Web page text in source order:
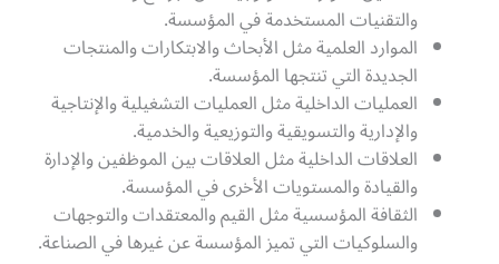
والتقنيات المستخدمة في المؤسسة.
الموارد العلمية مثل الأبحاث والابتكارات والمنتجات
الجديدة التي تنتجها المؤسسة.
العمليات الداخلية مثل العمليات التشغيلية والإنتاجية
والإدارية والتسويقية والتوزيعية والخدمية.
العلاقات الداخلية مثل العلاقات بين الموظفين والإدارة
والقيادة والمستويات الأخرى في المؤسسة.
الثقافة المؤسسية مثل القيم والمعتقدات والتوجهات
والسلوكيات التي تميز المؤسسة عن غيرها في الصناعة.